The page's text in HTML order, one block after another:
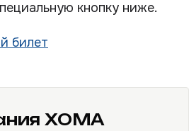
кнопку ниже.
билет
ХОМА